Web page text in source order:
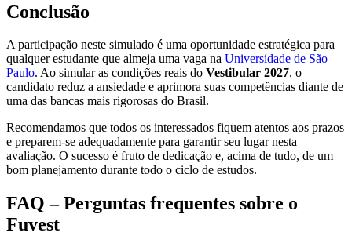
Conclusão
A participação neste simulado é uma oportunidade estratégica para
qualquer estudante que almeja uma vaga na Universidade de São
Paulo. Ao simular as condições reais do Vestibular 2027, o
candidato reduz a ansiedade e aprimora suas competências diante de
uma das bancas mais rigorosas do Brasil.
Recomendamos que todos os interessados fiquem atentos aos prazos
e preparem-se adequadamente para garantir seu lugar nesta
avaliação. O sucesso é fruto de dedicação e, acima de tudo, de um
bom planejamento durante todo o ciclo de estudos.
FAQ – Perguntas frequentes sobre o
Fuvest